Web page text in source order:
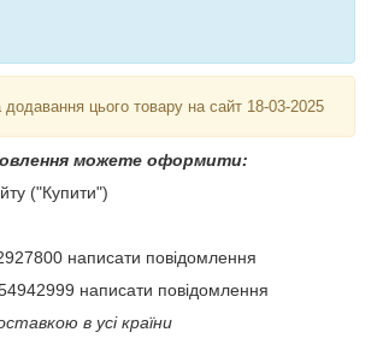
додавання цього товару на сайт 18-03-2025
можете оформити:
("Купити")
написати повідомлення
написати повідомлення
в усі країни